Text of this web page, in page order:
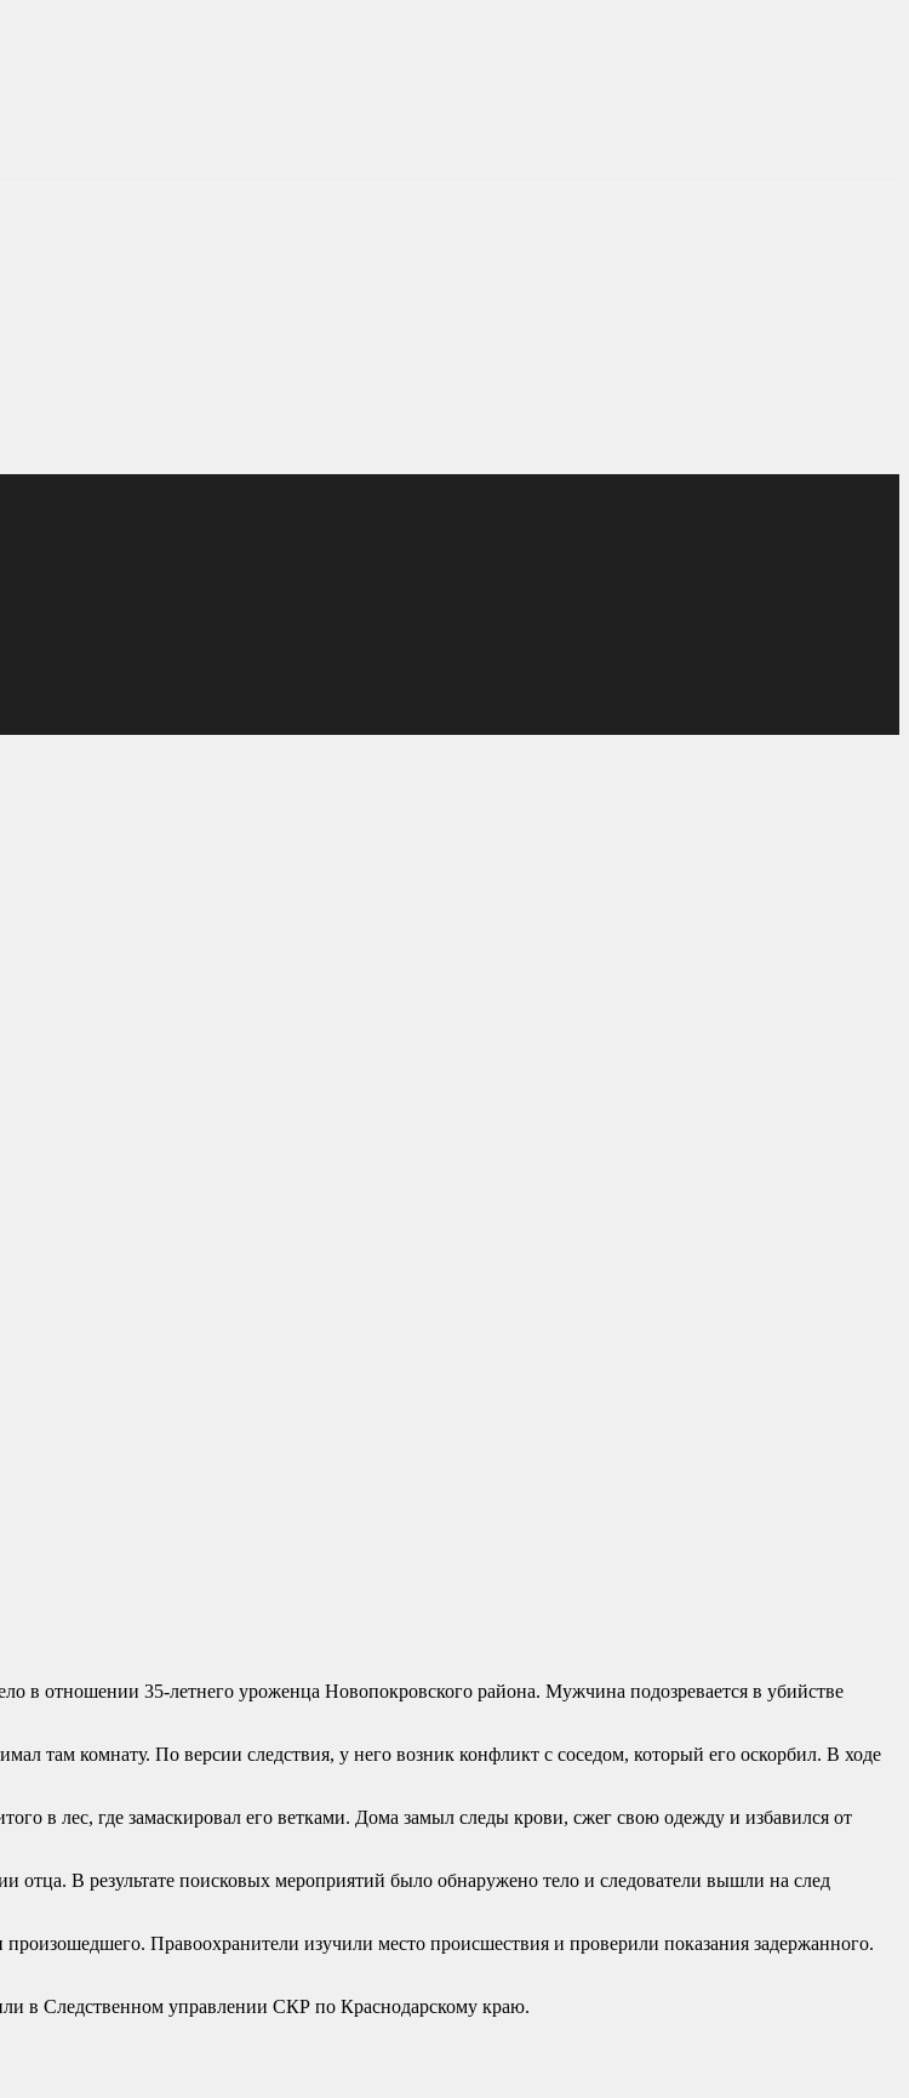
в отношении 35-летнего уроженца Новопокровского района. Мужчина подозревается в убийстве
там комнату. По версии следствия, у него возник конфликт с соседом, который его оскорбил. В ходе
в лес, где замаскировал его ветками. Дома замыл следы крови, сжег свою одежду и избавился от
отца. В результате поисковых мероприятий было обнаружено тело и следователи вышли на след
Правоохранители изучили место происшествия и проверили показания задержанного.
в Следственном управлении СКР по Краснодарскому краю.